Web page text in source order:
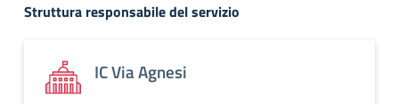
Struttura responsabile del servizio
IC Via Agnesi